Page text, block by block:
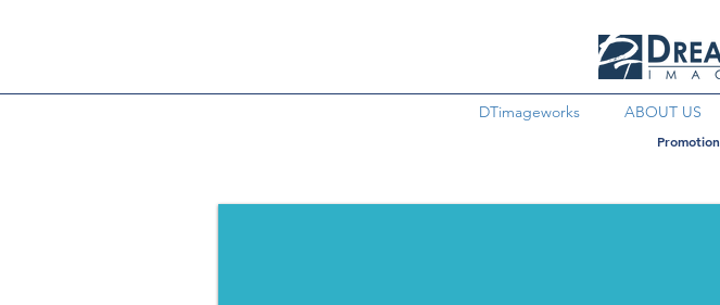
DTimageworks ABOUT US
Promotion